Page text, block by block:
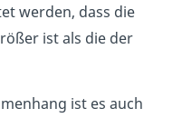
werden, dass die
ist als die der
ist es auch